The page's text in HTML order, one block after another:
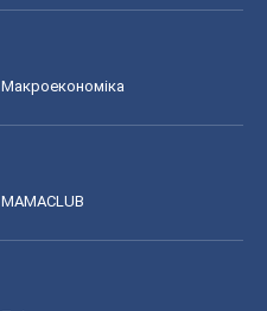
Макроекономіка
MAMACLUB